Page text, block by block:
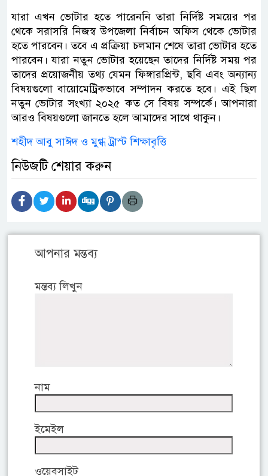
যারা এখন ভোটার হতে পারেননি তারা নির্দিষ্ট সময়ের পর
থেকে সরাসরি নিজস্ব উপজেলা নির্বাচন অফিস থেকে ভোটার
হতে পারবেন। তবে এ প্রক্রিয়া চলমান শেষে তারা ভোটার হতে
পারবেন। যারা নতুন ভোটার হয়েছেন তাদের নির্দিষ্ট সময় পর
তাদের প্রয়োজনীয় তথ্য যেমন ফিঙ্গারপ্রিন্ট, ছবি এবং অন্যান্য
বিষয়গুলো বায়োমেট্রিকভাবে সম্পাদন করতে হবে। এই ছিল
নতুন ভোটার সংখ্যা ২০২৫ কত সে বিষয় সম্পর্কে। আপনারা
আরও বিষয়গুলো জানতে হলে আমাদের সাথে থাকুন।
শহীদ আবু সাঈদ ও মুগ্ধ ট্রাস্ট শিক্ষাবৃত্তি
নিউজটি শেয়ার করুন
আপনার মন্তব্য
মন্তব্য লিখুন
নাম
ইমেইল
ওয়েবসাইট